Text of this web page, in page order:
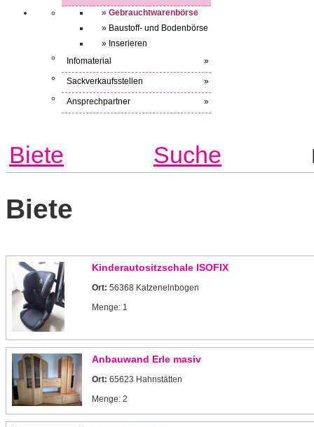
» Gebrauchtwarenbörse
» Baustoff- und Bodenbörse
» Inserieren
Infomaterial
»
Sackverkaufsstellen »
Ansprechpartner »
Biete Suche
Biete
Kinderautositzschale ISOFIX
Ort: 56368 Katzenelnbogen
Menge: 1
Anbauwand Erle masiv
Ort: 65623 Hahnstätten
Menge: 2